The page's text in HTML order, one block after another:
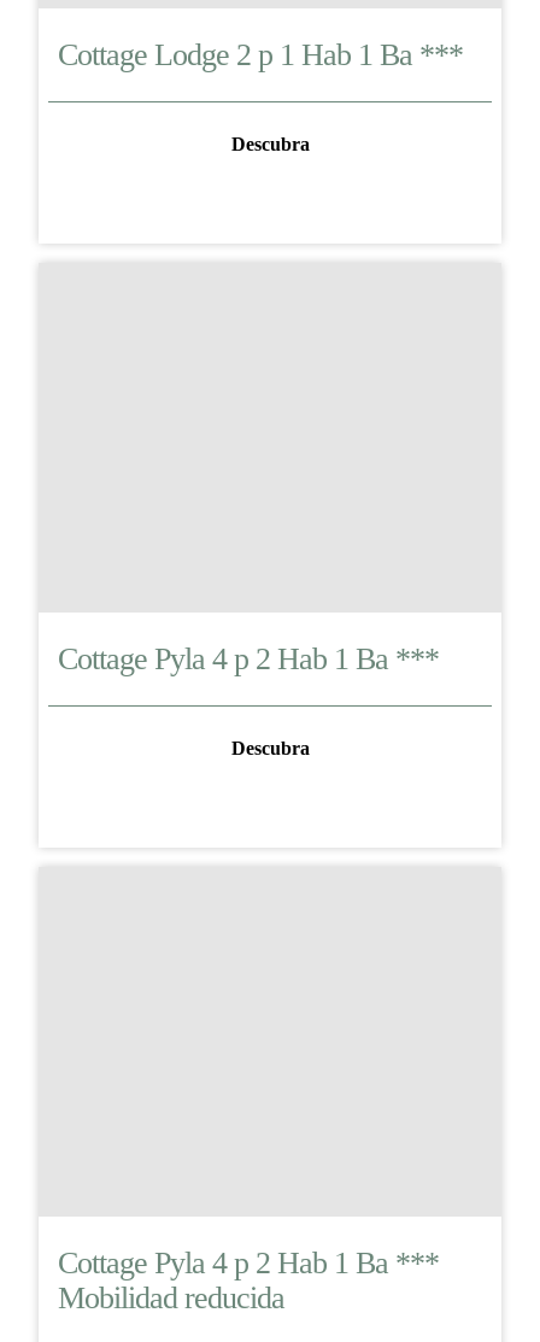
Cottage Lodge 2 p 1 Hab 1 Ba ***
Descubra
Cottage Pyla 4 p 2 Hab 1 Ba ***
Descubra
Cottage Pyla 4 p 2 Hab 1 Ba ***
Mobilidad reducida